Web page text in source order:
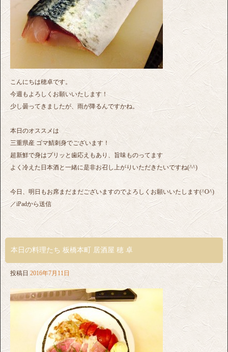
こんにちは穂卓です。
今週もよろしくお願いいたします！
少し曇ってきましたが、雨が降るんですかね。
本日のオススメは
三重県産 ゴマ鯖刺身でございます！
超新鮮で身はプリッと歯応えもあり、旨味ものってます
よく冷えた日本酒と一緒に是非お召し上がりいただきたいですね(^^)
今日、明日もお席まだまだございますのでよろしくお願いいたします(^O^)
／iPadから送信
本日の料理たち 板橋本町 居酒屋 穂 卓
投稿日 2016年7月11日